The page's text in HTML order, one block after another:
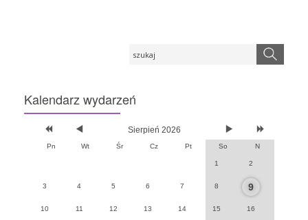
Kalendarz wydarzeń
Sierpień 2026
Pn Wt Śr Cz Pt So N
1 2
3 4 5 6 7 8 9
10 11 12 13 14 15 16